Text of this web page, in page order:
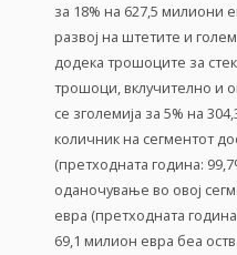
за 18% на 627,5 милиони
развој на штетите и
додека трошоците за
трошоци, вклучително и
се зголемија за 5% на
количник на сегментот
(претходната година:
оданочување во овој
евра (претходната
69,1 милион евра беа